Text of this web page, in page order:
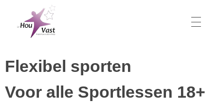
Gymnastiekvereniging Hou Vast
Bestuur
Technische Commissie
Lesaanbod
Flexibel sporten
Voor alle Sportlessen 18+